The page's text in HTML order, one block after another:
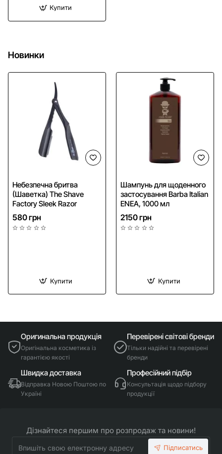
Купити
Новинки
Небезпечна бритва
(Шаветка) The Shave
Factory Sleek Razor
580 грн
Купити
Безкоштовна доставка
Шампунь для щоденного
застосування Barba Italian
ENEA, 1000 мл
2150 грн
Купити
Оригинальна продукція
Оригінальна косметика із
гарантією якості
Перевірені світові бренди
Тільки надійні та перевірені
бренди
Швидка доставка
Відправка Новою Поштою по
Україні
Професійний підбір
Консультація щодо підбору
продукції
Дізнайтеся першим про розпродаж та новини!
свою
Підписатись